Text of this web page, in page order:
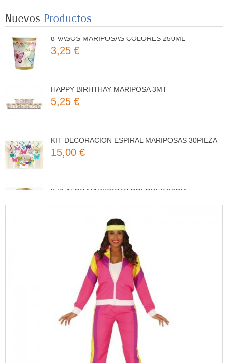
Nuevos Productos
3,25 €
5,25 €
15,00 €